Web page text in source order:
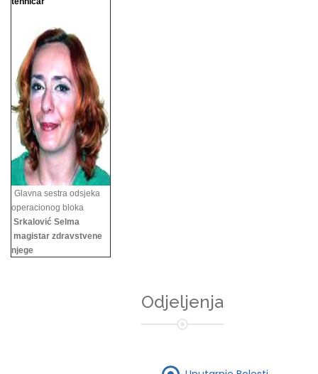
Glavna sestra odsjeka
operacionog bloka
Srkalović Selma
magistar zdravstvene
njege
Odjeljenja